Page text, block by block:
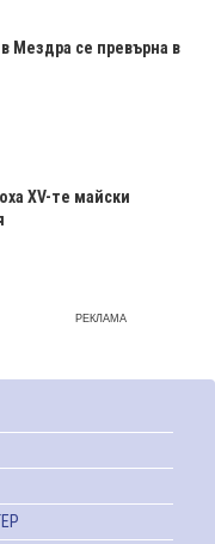
в Мездра се превърна в
XV-те майски
РЕКЛАМА